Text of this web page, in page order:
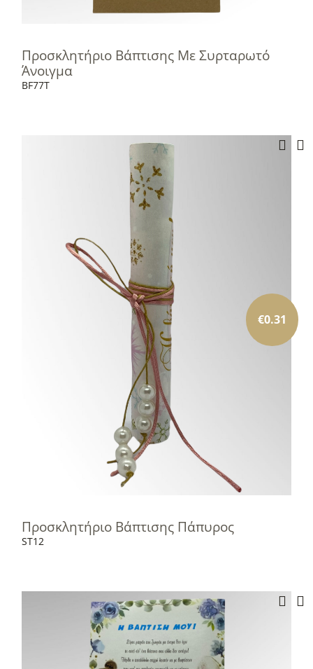
Προσκλητήριο Βάπτισης Με Συρταρωτό
Άνοιγμα
BF77T
Προσκλητήριο Βάπτισης Πάπυρος
ST12
€0.31